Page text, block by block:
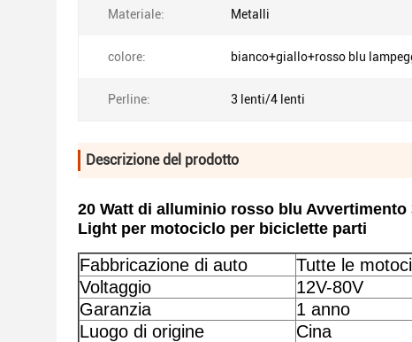
Materiale: Metalli
colore: bianco+giallo+rosso blu
Perline: 3 lenti/4 lenti
Descrizione del prodotto
20 Watt di alluminio rosso blu
Light per motociclo per biciclette parti
Fabbricazione di auto
Tutte le
Voltaggio
12V-80V
Garanzia
1 anno
Luogo di origine
Cina